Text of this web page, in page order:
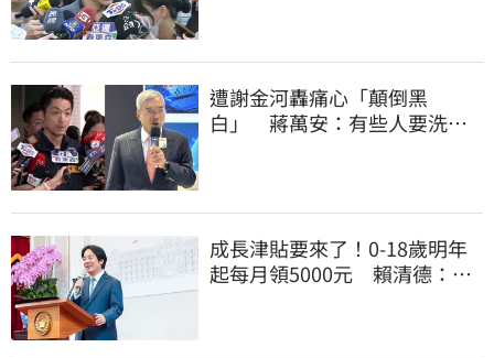
遭謝金河轟痛心「顛倒黑
白」 蔣萬安：有些人要洗人
成長津貼要來了！0-18歲明年
起每月領5000元 賴清德：此